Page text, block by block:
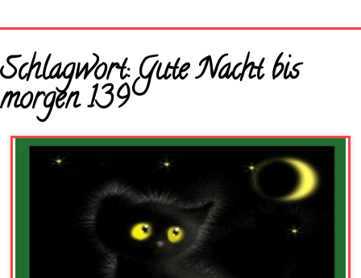
Startseite
Neue Bilder
Schlagwort:Gute Nacht bis
morgen 139